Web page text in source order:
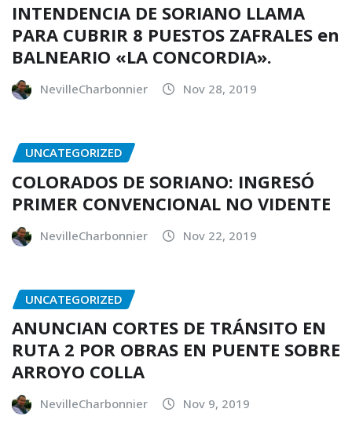
INTENDENCIA DE SORIANO LLAMA
PARA CUBRIR 8 PUESTOS ZAFRALES en
BALNEARIO «LA CONCORDIA».
NevilleCharbonnier Nov 28, 2019
UNCATEGORIZED
COLORADOS DE SORIANO: INGRESÓ
PRIMER CONVENCIONAL NO VIDENTE
NevilleCharbonnier Nov 22, 2019
UNCATEGORIZED
ANUNCIAN CORTES DE TRÁNSITO EN
RUTA 2 POR OBRAS EN PUENTE SOBRE
ARROYO COLLA
NevilleCharbonnier Nov 9, 2019